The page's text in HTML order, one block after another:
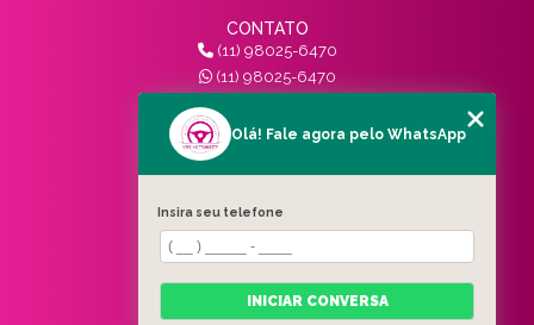
CONTATO
(11) 98025-6470
(11) 98025-6470
contato@vivinotransito.com.br
SIGA-NOS!
MENU
HOME
QUEM SOMOS
SERVIÇOS
BLOG
Olá! Fale agora pelo WhatsApp
Insira seu telefone
INICIAR CONVERSA